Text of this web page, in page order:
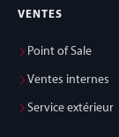
VENTES
Point of Sale
Ventes internes
Service extérieur